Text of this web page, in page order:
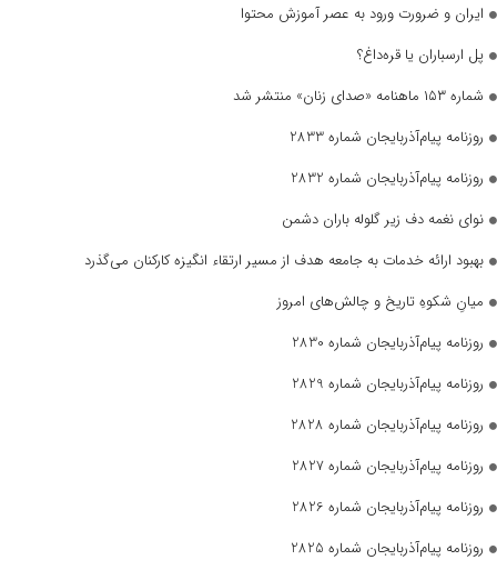
ایران و ضرورت ورود به عصر آموزش محتوا
پل ارسباران یا قره‌داغ؟
شماره ۱۵۳ ماهنامه «صدای زنان» منتشر شد
روزنامه پیام‌آذربایجان شماره 2833
روزنامه پیام‌آذربایجان شماره 2832
نوای نغمه دف زیر گلوله باران دشمن
بهبود ارائه خدمات به جامعه هدف از مسیر ارتقاء انگیزه کارکنان می‌گذرد
میانِ شکوهِ تاریخ و چالش‌های امروز
روزنامه پیام‌آذربایجان شماره 2830
روزنامه پیام‌آذربایجان شماره 2829
روزنامه پیام‌آذربایجان شماره 2828
روزنامه پیام‌آذربایجان شماره 2827
روزنامه پیام‌آذربایجان شماره 2826
روزنامه پیام‌آذربایجان شماره 2825